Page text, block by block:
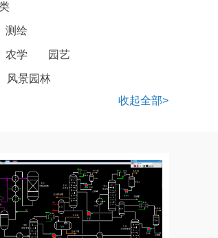
测绘
农学 园艺
风景园林
收起全部>